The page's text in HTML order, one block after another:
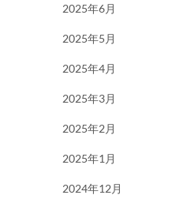
2025年6月
2025年5月
2025年4月
2025年3月
2025年2月
2025年1月
2024年12月